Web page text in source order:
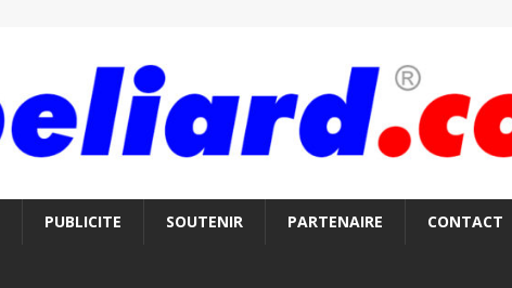
PUBLICITE SOUTENIR PARTENAIRE CONTACT